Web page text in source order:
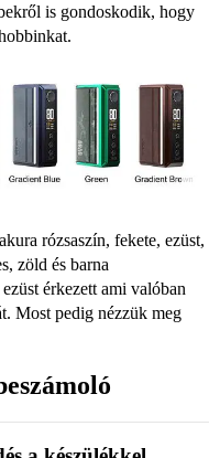
is gondoskodik, hogy
rózsaszín, fekete, ezüst,
zöld és barna
érkezett ami valóban
Most pedig nézzük meg